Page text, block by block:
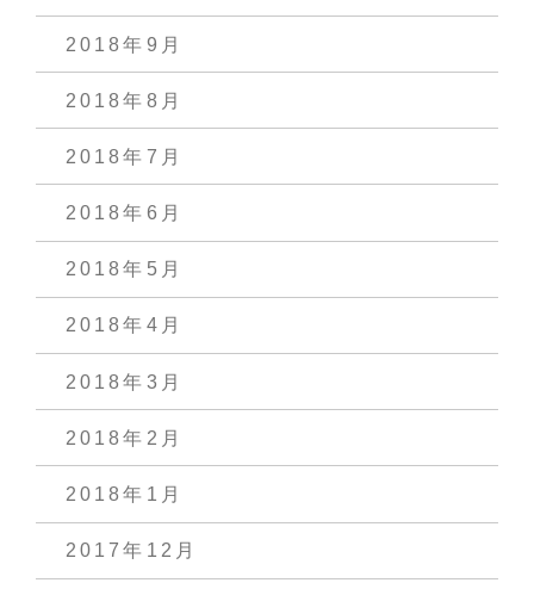
2018年9月
2018年8月
2018年7月
2018年6月
2018年5月
2018年4月
2018年3月
2018年2月
2018年1月
2017年12月